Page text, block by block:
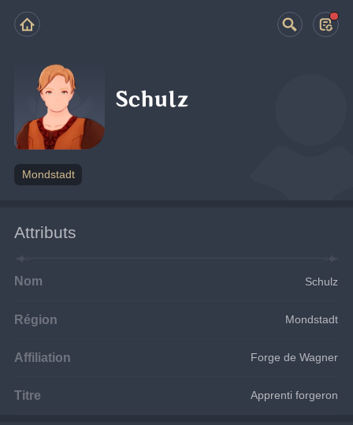
Schulz
Mondstadt
Attributs
Nom Schulz
Région Mondstadt
Affiliation Forge de Wagner
Titre Apprenti forgeron